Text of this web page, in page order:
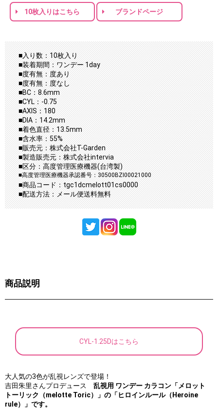
10枚入りはこちら ブランドページ
■入り数：10枚入り
■装着期間：ワンデー 1day
■度有無：度あり
■度有無：度なし
■BC：8.6mm
■CYL：-0.75
■AXIS：180
■DIA：14.2mm
■着色直径：13.5mm
■含水率：55%
■販売元：株式会社T-Garden
■製造販売元：株式会社intervia
■区分：高度管理医療機器(台湾製)
■高度管理医療機器承認番号：30500BZI00021000
■商品コード：tgc1dcmelott01cs0000
■配送方法：メール便送料無料
商品説明
CYL-1.25Dはこちら
大人気の3色が乱視レンズで登場！
吉田朱里さんプロデュース 乱視用 ワンデー カラコン 「メロット
トーリック（melotte Toric）」の 「ヒロインルール（Heroine
rule）」です。